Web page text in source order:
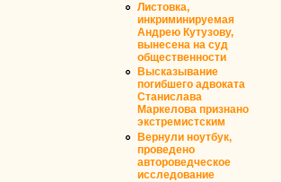
Листовка,
инкриминируемая
Андрею Кутузову,
вынесена на суд
общественности
Высказывание
погибшего адвоката
Станислава
Маркелова признано
экстремистским
Вернули ноутбук,
проведено
автороведческое
исследование